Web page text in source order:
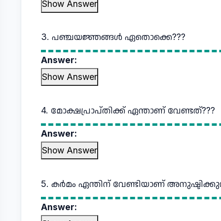
Show Answer
3. പഞ്ചയജ്ഞങ്ങള്‍ ഏതൊക്കെ???
Answer:
Show Answer
4. മോക്ഷപ്രാപ്തിക്ക് ഏന്താണ് വേണ്ടത്???
Answer:
Show Answer
5. കര്‍മം ഏന്തിന് വേണ്ടിയാണ്
Answer: